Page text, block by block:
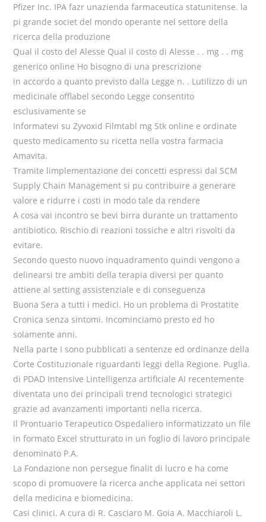
Pfizer Inc. IPA fazr unazienda farmaceutica statunitense. la
pi grande societ del mondo operante nel settore della
ricerca della produzione
Qual il costo del Alesse Qual il costo di Alesse . . mg . . mg
generico online Ho bisogno di una prescrizione
in accordo a quanto previsto dalla Legge n. . Lutilizzo di un
medicinale offlabel secondo Legge consentito
esclusivamente se
Informatevi su Zyvoxid Filmtabl mg Stk online e ordinate
questo medicamento su ricetta nella vostra farmacia
Amavita.
Tramite limplementazione dei concetti espressi dal SCM
Supply Chain Management si pu contribuire a generare
valore e ridurre i costi in modo tale da rendere
A cosa vai incontro se bevi birra durante un trattamento
antibiotico. Rischio di reazioni tossiche e altri risvolti da
evitare.
Secondo questo nuovo inquadramento quindi vengono a
delinearsi tre ambiti della terapia diversi per quanto
attiene al setting assistenziale e di conseguenza
Buona Sera a tutti i medici. Ho un problema di Prostatite
Cronica senza sintomi. Incominciamo presto ed ho
solamente anni.
Nella parte I sono pubblicati a sentenze ed ordinanze della
Corte Costituzionale riguardanti leggi della Regione. Puglia.
di PDAD Intensive Lintelligenza artificiale AI recentemente
diventata uno dei principali trend tecnologici strategici
grazie ad avanzamenti importanti nella ricerca.
Il Prontuario Terapeutico Ospedaliero informatizzato un file
in formato Excel strutturato in un foglio di lavoro principale
denominato P.A.
La Fondazione non persegue finalit di lucro e ha come
scopo di promuovere la ricerca anche applicata nei settori
della medicina e biomedicina.
Casi clinici. A cura di R. Casciaro M. Goia A. Macchiaroli L.